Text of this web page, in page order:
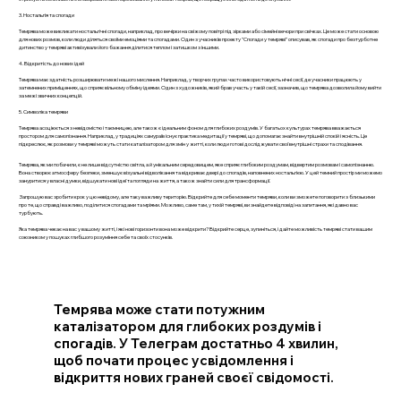
3. Ностальгія та спогади
Темрява може викликати ностальгічні спогади, наприклад, про вечірки на свіжому повітрі під зірками або сімейні вечори при свічках. Це може стати основою
для нових розмов, коли люди діляться своїми емоціями та спогадами. Один з учасників проекту "Спогади у темряві" описував, як спогади про безтурботне
дитинство у темряві активізували його бажання ділитися теплом і затишком з іншими.
4. Відкритість до нових ідей
Темрява має здатність розширювати межі нашого мислення. Наприклад, у творчих групах часто використовують нічні сесії, де учасники працюють у
затемнених приміщеннях, що сприяє вільному обміну ідеями. Один з художників, який брав участь у такій сесії, зазначив, що темрява дозволила йому вийти
за межі звичних концепцій.
5. Символіка темряви
Темрява асоціюється з невідомістю і таємницею, але також є ідеальним фоном для глибоких роздумів. У багатьох культурах темрява вважається
простором для самопізнання. Наприклад, у традиціях самураїв існує практика медитації у темряві, що допомагає знайти внутрішній спокій і ясність. Це
підкреслює, як розмови у темряві можуть стати каталізатором для змін у житті, коли люди готові досліджувати свої внутрішні страхи та сподівання.
Темрява, як ми побачили, є не лише відсутністю світла, а й унікальним середовищем, яке сприяє глибоким роздумам, відвертим розмовам і самопізнанню.
Вона створює атмосферу безпеки, зменшує візуальні відволікання та відкриває двері до спогадів, наповнених ностальгією. У цей темний простір ми можемо
зануритися у власні думки, відшукати нові ідеї та погляди на життя, а також знайти сили для трансформації.
Запрошую вас зробити крок у цю невідому, але таку важливу територію. Відкрийте для себе моменти темряви, коли ви зможете поговорити з близькими
про те, що справді важливо, поділитися спогадами та мріями. Можливо, саме там, у тихій темряві, ви знайдете відповіді на запитання, які давно вас
турбують.
Яка темрява чекає на вас у вашому житті, і які нові горизонти вона може відкрити? Відкрийте серце, зупиніться, і дайте можливість темряві стати вашим
союзником у пошуках глибшого розуміння себе та своїх стосунків.
Темрява може стати потужним
каталізатором для глибоких роздумів і
спогадів. У Телеграм достатньо 4 хвилин,
щоб почати процес усвідомлення і
відкриття нових граней своєї свідомості.